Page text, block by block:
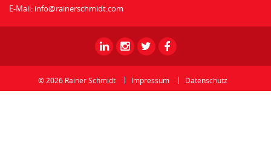
E-Mail: info@rainerschmidt.com
Rainer
Schmidt
-
Linkedin
Rainer
Schmidt
Instagram
Rainer
Schmidt
Twitter
Rainer
Schmidt
Facebook
© 2026 Rainer Schmidt Impressum Datenschutz